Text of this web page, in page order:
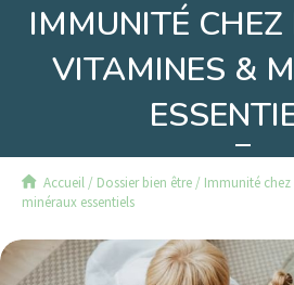
IMMUNITÉ CHEZ
VITAMINES &
Accueil / Dossier bien être / Immunité chez
minéraux essentiels